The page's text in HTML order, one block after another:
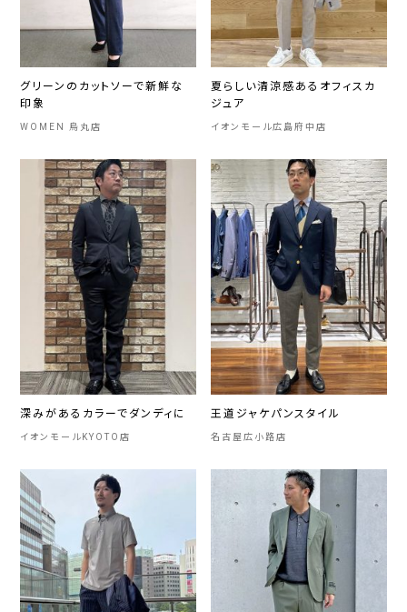
グリーンのカットソーで新鮮な
印象
WOMEN 烏丸店
夏らしい清涼感あるオフィスカ
ジュア
イオンモール広島府中店
深みがあるカラーでダンディに
イオンモールKYOTO店
王道ジャケパンスタイル
名古屋広小路店